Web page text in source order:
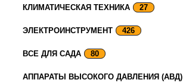
КЛИМАТИЧЕСКАЯ ТЕХНИКА 27
ЭЛЕКТРОИНСТРУМЕНТ 426
ВСЕ ДЛЯ САДА 80
АППАРАТЫ ВЫСОКОГО ДАВЛЕНИЯ (АВД)